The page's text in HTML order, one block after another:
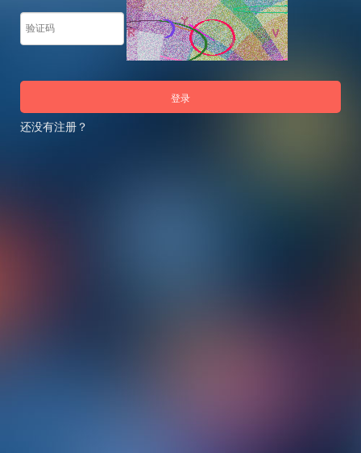
登录
还没有注册？